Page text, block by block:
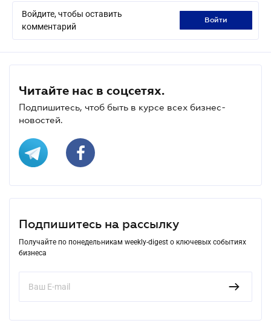
Войдите, чтобы оставить
комментарий
войти
Читайте нас в соцсетях.
Подпишитесь, чтоб быть в курсе всех бизнес-
новостей.
Подпишитесь на рассылку
Получайте по понедельникам weekly-digest о ключевых событиях
бизнеса